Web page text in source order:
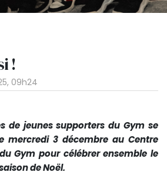
!
09h24
de jeunes supporters du Gym se
mercredi 3 décembre au Centre
Gym pour célébrer ensemble le
de Noël.